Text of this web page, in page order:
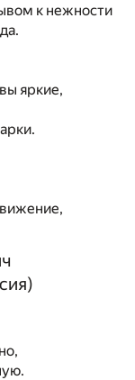
к нежности
яркие,